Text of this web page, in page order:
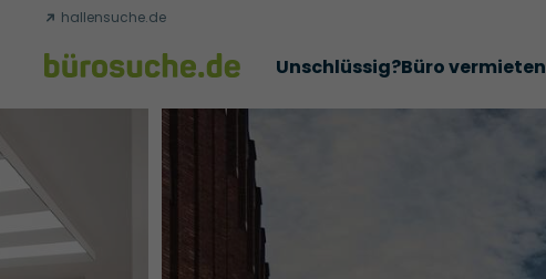
hallensuche.de
Unschlüssig?Büro vermieten
Erfolgsgeschichten Abschlüsse